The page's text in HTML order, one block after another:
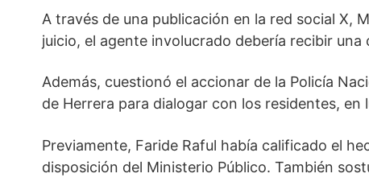
A través de una publicación en la red social X,
juicio, el agente involucrado debería recibir una
Además, cuestionó el accionar de la Policía
de Herrera para dialogar con los residentes,
Previamente, Faride Raful había calificado el
disposición del Ministerio Público. También